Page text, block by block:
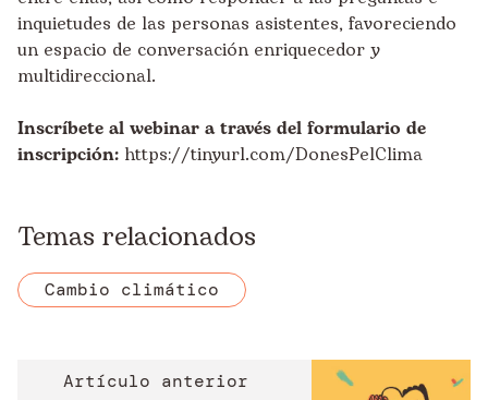
inquietudes de las personas asistentes, favoreciendo
un espacio de conversación enriquecedor y
multidireccional.
Inscríbete al webinar a través del formulario de
inscripción: https://tinyurl.com/DonesPelClima
Temas relacionados
Cambio climático
Artículo anterior